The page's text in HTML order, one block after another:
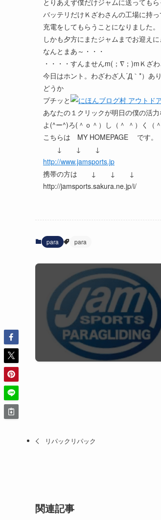
バッテリだけＫざわさんの工場に持
充電をしてもらうことになりました。
しかも夕方にまたジャムまでお迎え
なんとまあ～・・・
・・・・すんませんm(；∇；)mＫざわ
今日はホント。わざわざ人´Д｀*）あ
どうか
プチッと
あなたの１クリックが明日の僕の活力
よ(^ー^)ろ(＾ｏ＾）し（＾ ＾）く（
こちらは MY HOMEPAGE です。
↓ ↓ ↓
http://www.jamsports.jp
携帯の方は ↓ ↓ ↓
http://jamsports.sakura.ne.jp/i/
para para
リパックリパック
関連記事